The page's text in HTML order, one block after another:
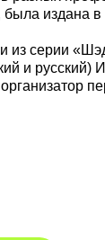
была издана в
из серии
и русский)